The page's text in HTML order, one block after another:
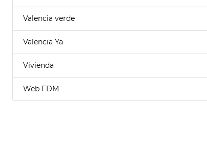
Valencia verde
Valencia Ya
Vivienda
Web FDM